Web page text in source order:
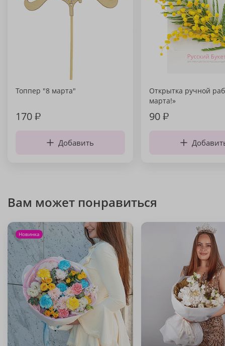
Топпер "8 марта"
170₽
Добавить
Открытка ручной
марта!»
90₽
Вам может понравиться
Новинка